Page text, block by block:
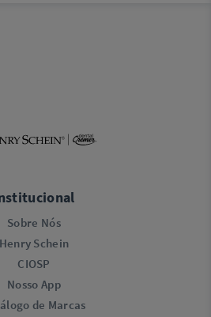
Sobre Nós
Henry Schein
CIOSP
Nosso App
de Marcas